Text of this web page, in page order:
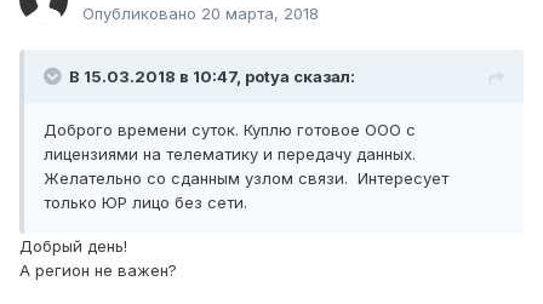
Опубликовано 20 марта, 2018
В 15.03.2018 в 10:47, potya сказал:
Доброго времени суток. Куплю готовое ООО с
лицензиями на телематику и передачу данных.
Желательно со сданным узлом связи. Интересует
только ЮР лицо без сети.
Добрый день!
А регион не важен?